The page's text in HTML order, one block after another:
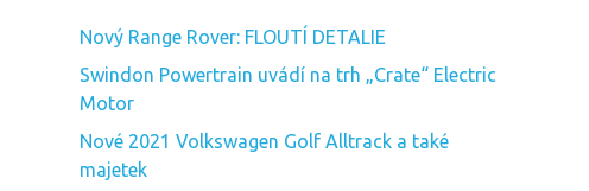
Nový Range Rover: FLOUTÍ DETALIE
Swindon Powertrain uvádí na trh „Crate“ Electric
Motor
Nové 2021 Volkswagen Golf Alltrack a také
majetek